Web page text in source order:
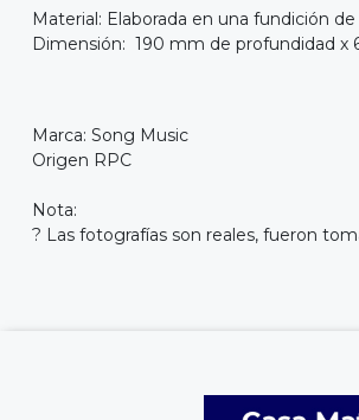
Material: Elaborada en una fundición
Dimensión: 190 mm de profundidad x
Marca: Song Music
Origen RPC
Nota:
? Las fotografías son reales, fueron